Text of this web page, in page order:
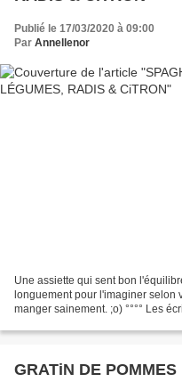
Publié le 17/03/2020 à 09:00
Par Annellenor
Une assiette qui sent bon
longuement pour l'imaginer selon
manger sainement. ;o) °°°° Les
GRATiN DE